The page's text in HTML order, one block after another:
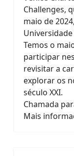
Challenges,
maio de
Temos o
participar
revisitar a
explorar os
século XXI.
Chamada
Mais